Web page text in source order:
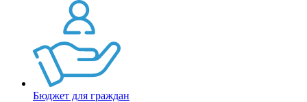
Бюджет для граждан